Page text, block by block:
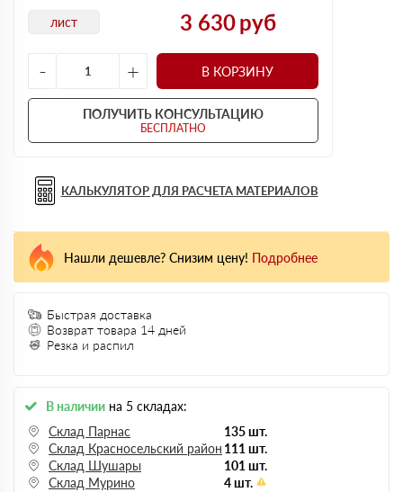
лист 3 630руб
-
+ В КОРЗИНУ
ПОЛУЧИТЬ КОНСУЛЬТАЦИЮ
БЕСПЛАТНО
КАЛЬКУЛЯТОР ДЛЯ РАСЧЕТА МАТЕРИАЛОВ
Быстрая доставка
Возврат товара 14 дней
Резка и распил
В наличии на 5 складах:
Склад Парнас
135 шт.
Склад Красносельский район 111 шт.
Склад Шушары
101 шт.
Склад Мурино
4 шт.
Нашли дешевле? Снизим цену! Подробнее